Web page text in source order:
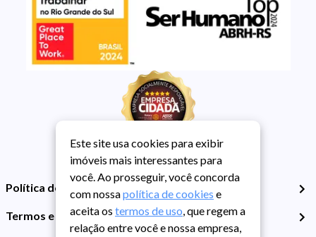
Política de Privacidade
Termos e Condições de Uso
Este site usa cookies para exibir
imóveis mais interessantes para
você. Ao prosseguir, você concorda
com nossapolítica de cookies e
aceita os termos de uso, que regem a
relação entre você e nossa empresa,